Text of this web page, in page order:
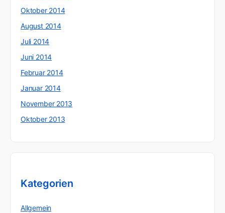
Oktober 2014
August 2014
Juli 2014
Juni 2014
Februar 2014
Januar 2014
November 2013
Oktober 2013
Kategorien
Allgemein